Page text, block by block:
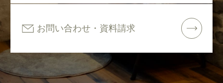
お問い合わせ・資料請求